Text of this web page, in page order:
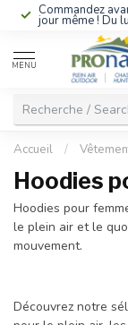
Commandez
jour même ! Du
MENU
Accueil /
Hoodies
Hoodies pour
le plein air et le
mouvement.
Découvrez notre